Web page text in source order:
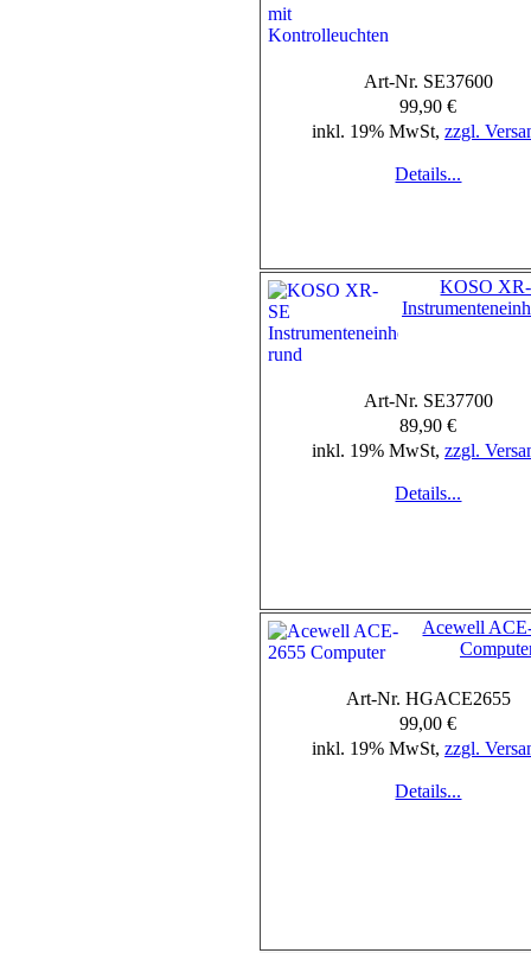
Art-Nr. SE37600
99,90 €
inkl. 19% MwSt, zzgl.
Details...
KOSO
Art-Nr. SE37700
89,90 €
inkl. 19% MwSt, zzgl.
Details...
Acewell
Art-Nr. HGACE2655
99,00 €
inkl. 19% MwSt, zzgl.
Details...